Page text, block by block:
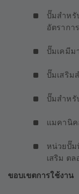
ปั๊มสำหรั
อัตรากา
ปั๊มเคมีม
ปั๊มเสริม
ปั๊มสำหรั
แมคานิค
หน่วยปั๊ม
เสริม ต
ขอบเขตการใช้งาน